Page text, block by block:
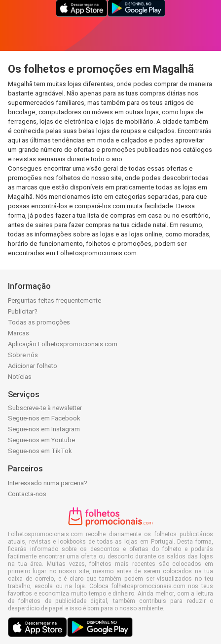
Os folhetos e promoções em Magalhã
Magalhã tem muitas lojas diferentes, onde podes comprar de maneira
bastante agradável. Não apenas para as tuas compras diárias nos
supermercados familiares, mas também para os teus artigos de
bricolage, computadores ou móveis em outras lojas, como lojas de
ferragens, lojas de eletrónica e lojas de mobiliário. A cidade também
é conhecida pelas suas belas lojas de roupas e calçados. Encontrarás
aqui as últimas tendências em moda e calçados e podes aproveitar
um grande número de ofertas e promoções publicadas nos catálogos
e revistas semanais durante todo o ano.
Consegues encontrar uma visão geral de todas essas ofertas e
promoções nos folhetos do nosso site, onde podes descobrir todas
as marcas que estão disponíveis em praticamente todas as lojas em
Magalhã. Nós mencionamos isto em categorias separadas, para que
possas encontrá-los e compará-los com muita facilidade. Dessa
forma, já podes fazer a tua lista de compras em casa ou no escritório,
antes de saires para fazer compras na tua cidade natal. Em resumo,
todas as informações sobre as lojas e as lojas online, como moradas,
horário de funcionamento, folhetos e promoções, podem ser
encontradas em Folhetospromocionais.com.
Informação
Perguntas feitas frequentemente
Publicitar?
Todas as promoções
Marcas
Aplicação Folhetospromocionais.com
Sobre nós
Adicionar folheto
Notícias
Serviços
Subscreve-te à newsletter
Segue-nos em Facebook
Segue-nos em Instagram
Segue-nos em Youtube
Segue-nos em TikTok
Parceiros
Interessado numa parceria?
Contacta-nos
Folhetospromocionais.com recolhe diariamente os folhetos publicitários
atuais, revistas e lookbooks de todas as lojas em Portugal. Desta forma,
ficarás informado sobre os descontos e ofertas do folheto e poderás
facilmente encontrar uma oferta ou desconto durante os saldos das lojas
na tua área. Muitas vezes, folhetos mais recentes são colocados em
primeiro lugar no nosso site, mesmo antes de serem colocados na tua
caixa de correio, e é claro que também podem ser visualizados no teu
trabalho, escola ou na loja. Coloca folhetospromocionais.com nos teus
favoritos e economiza muito tempo e dinheiro. Ainda melhor, com a leitura
de folhetos de publicidade digital, também contribuis para reduzir o
desperdício de papel e isso é bom para o nosso ambiente.